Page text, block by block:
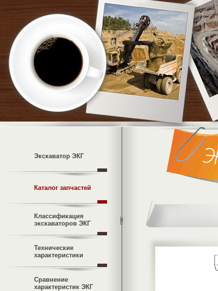
Экскаватор ЭКГ
Каталог запчастей
Классификация
экскаваторов ЭКГ
Технические
характеристики
Сравнение
характеристик ЭКГ